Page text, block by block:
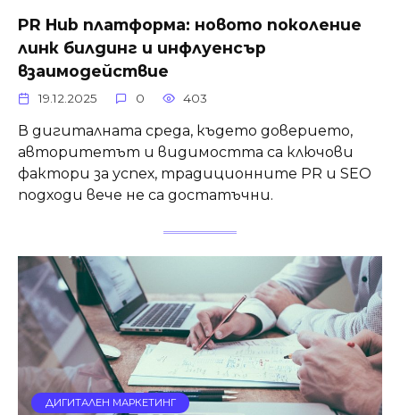
PR Hub платформа: новото поколение
линк билдинг и инфлуенсър
взаимодействие
19.12.2025 0 403
В дигиталната среда, където доверието,
авторитетът и видимостта са ключови
фактори за успех, традиционните PR и SEO
подходи вече не са достатъчни.
ДИГИТАЛЕН МАРКЕТИНГ